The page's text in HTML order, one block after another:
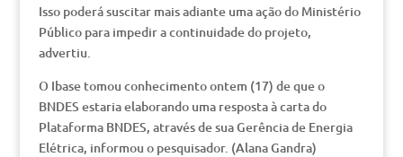
Isso poderá suscitar mais adiante uma ação do Ministério
Público para impedir a continuidade do projeto,
advertiu.
O Ibase tomou conhecimento ontem (17) de que o
BNDES estaria elaborando uma resposta à carta do
Plataforma BNDES, através de sua Gerência de Energia
Elétrica, informou o pesquisador. (Alana Gandra)